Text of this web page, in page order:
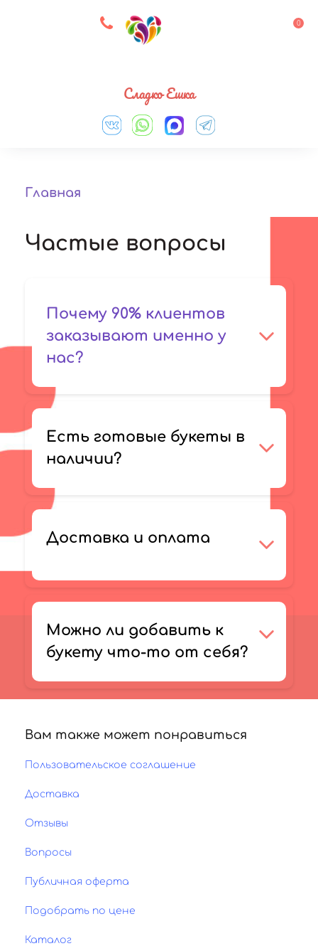
8 927 083 33 05 0
Сладко Ешка
Главная
Частые вопросы
Почему 90% клиентов
заказывают именно у
нас?
Есть готовые букеты в
наличии?
Доставка и оплата
Можно ли добавить к
букету что-то от себя?
Вам также может понравиться
Пользовательское соглашение
Доставка
Отзывы
Вопросы
Публичная оферта
Подобрать по цене
Каталог